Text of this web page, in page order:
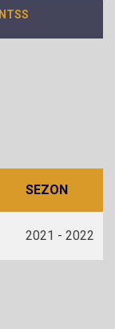
NTSS
SEZON
2021 - 2022